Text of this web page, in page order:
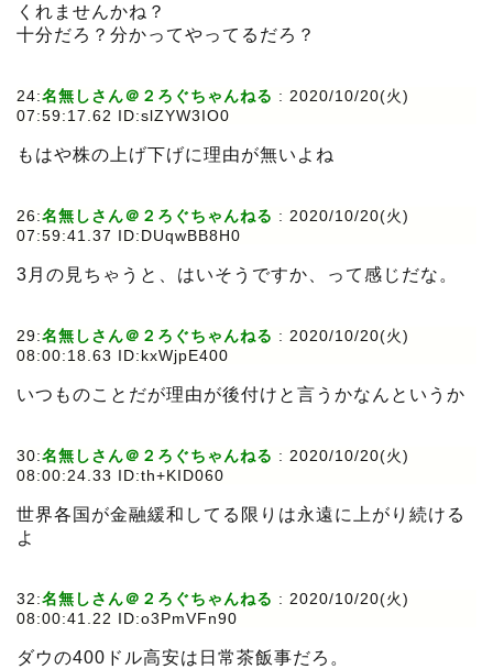
くれませんかね？
十分だろ？分かってやってるだろ？
24:名無しさん＠２ろぐちゃんねる : 2020/10/20(火)
07:59:17.62 ID:slZYW3IO0
もはや株の上げ下げに理由が無いよね
26:名無しさん＠２ろぐちゃんねる : 2020/10/20(火)
07:59:41.37 ID:DUqwBB8H0
3月の見ちゃうと、はいそうですか、って感じだな。
29:名無しさん＠２ろぐちゃんねる : 2020/10/20(火)
08:00:18.63 ID:kxWjpE400
いつものことだが理由が後付けと言うかなんというか
30:名無しさん＠２ろぐちゃんねる : 2020/10/20(火)
08:00:24.33 ID:th+KID060
世界各国が金融緩和してる限りは永遠に上がり続ける
よ
32:名無しさん＠２ろぐちゃんねる : 2020/10/20(火)
08:00:41.22 ID:o3PmVFn90
ダウの400ドル高安は日常茶飯事だろ。